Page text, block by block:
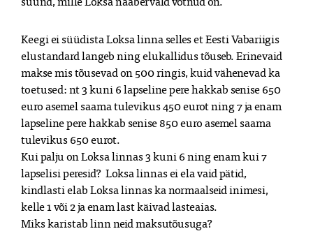
Keegi ei süüdista Loksa linna selles et Eesti Vabariigis
elustandard langeb ning elukallidus tõuseb. Erinevaid
makse mis tõusevad on 500 ringis, kuid vähenevad ka
toetused: nt 3 kuni 6 lapseline pere hakkab senise 650
euro asemel saama tulevikus 450 eurot ning 7 ja enam
lapseline pere hakkab senise 850 euro asemel saama
tulevikus 650 eurot.
Kui palju on Loksa linnas 3 kuni 6 ning enam kui 7
lapselisi peresid?  Loksa linnas ei ela vaid pätid,
kindlasti elab Loksa linnas ka normaalseid inimesi,
kelle 1 või 2 ja enam last käivad lasteaias.
Miks karistab linn neid maksutõusuga?